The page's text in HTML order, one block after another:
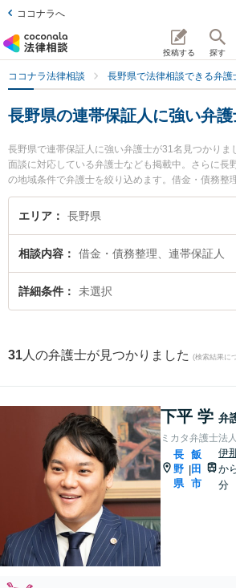
ココナラへ
投稿する 探す
ココナラ法律相談 長野県で法律相談できる弁護
長野県の連帯保証人に強い弁護
長野県で連帯保証人に強い弁護士が31名見つかりま
面談に対応している弁護士なども掲載中。さらに長
の地域条件で弁護士を絞り込めます。借金・債務整
債務整理やクレジット会社の債務整理、リボ払いの
の絞り込み検索もでき便利です。特にミカタ弁護士
で土日や夜間に発生した連帯保証人のトラブルを今
い』『連帯保証人のトラブル解決の実績豊富な近く
『初回相談無料で連帯保証人を法律相談できる長野
エリア 長野県
相談内容 借金・債務整理、連帯保証人
詳細条件 未選択
31 人の弁護士が見つかりました (検索結果に
下平 学 弁
ミカタ弁護士法
長
野
県
|
飯
田
市
伊
か
分